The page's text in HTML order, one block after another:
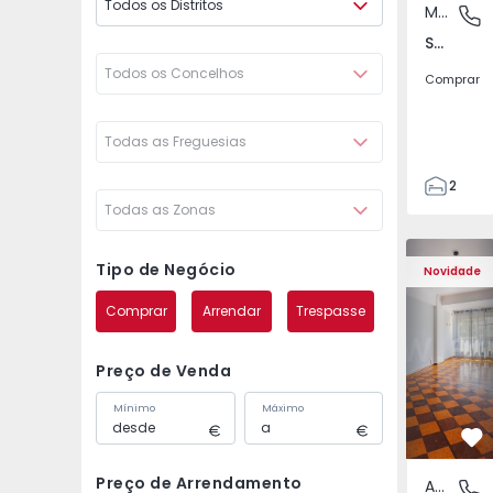
Todos os Distritos
Todos os Concelhos
Todas as Freguesias
Todas as Zonas
Tipo de Negócio
Comprar Arrendar Trespasse
Preço de Venda
Mínimo Máximo
Preço de Arrendamento
Santa
Moradia
Santa Bárbara, Ilha de São Miguel
Comprar
2
110
120
280
1
2
Novidade
Apartamento T5
Apartamento